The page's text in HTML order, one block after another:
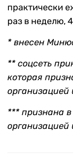
практически
раз в неделю,
* внесен
** соцсеть
которая
*** признана